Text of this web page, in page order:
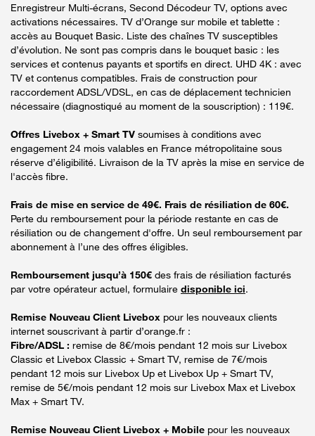
Enregistreur Multi-écrans, Second Décodeur TV, options avec
activations nécessaires. TV d’Orange sur mobile et tablette :
accès au Bouquet Basic. Liste des chaînes TV susceptibles
d’évolution. Ne sont pas compris dans le bouquet basic : les
services et contenus payants et sportifs en direct. UHD 4K : avec
TV et contenus compatibles. Frais de construction pour
raccordement ADSL/VDSL, en cas de déplacement technicien
nécessaire (diagnostiqué au moment de la souscription) : 119€.
Offres Livebox + Smart TV soumises à conditions avec
engagement 24 mois valables en France métropolitaine sous
réserve d’éligibilité. Livraison de la TV après la mise en service de
l'accès fibre.
Frais de mise en service de 49€. Frais de résiliation de 60€.
Perte du remboursement pour la période restante en cas de
résiliation ou de changement d'offre. Un seul remboursement par
abonnement à l’une des offres éligibles.
Remboursement jusqu’à 150€ des frais de résiliation facturés
par votre opérateur actuel, formulaire disponible ici.
Remise Nouveau Client Livebox pour les nouveaux clients
internet souscrivant à partir d’orange.fr :
Fibre/ADSL : remise de 8€/mois pendant 12 mois sur Livebox
Classic et Livebox Classic + Smart TV, remise de 7€/mois
pendant 12 mois sur Livebox Up et Livebox Up + Smart TV,
remise de 5€/mois pendant 12 mois sur Livebox Max et Livebox
Max + Smart TV.
Remise Nouveau Client Livebox + Mobile pour les nouveaux